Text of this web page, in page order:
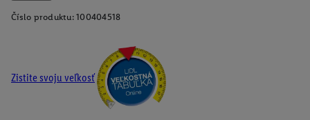
Číslo produktu: 100404518
Zistite svoju veľkosť